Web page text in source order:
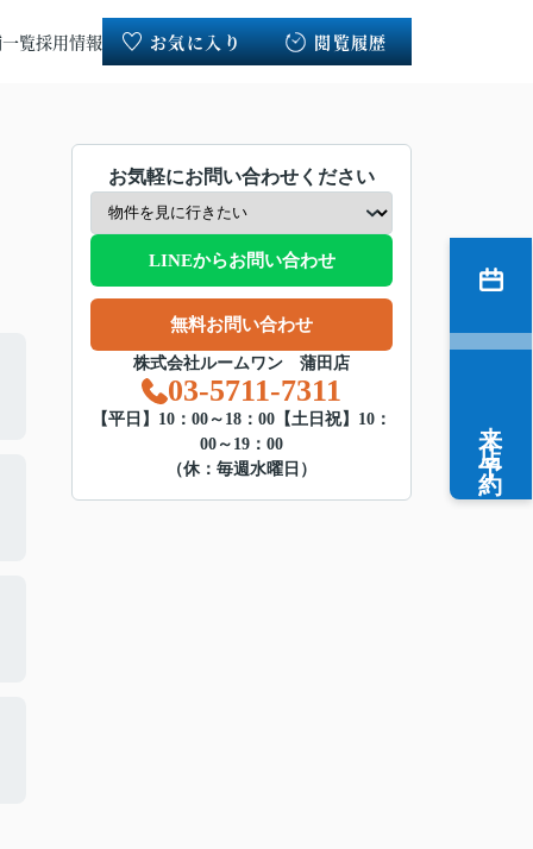
覧採用情報 お気に入り 閲覧履歴
お気軽にお問い合わせください
LINEからお問い合わせ
無料お問い合わせ
株式会社ルームワン 蒲田店
03-5711-7311
【平日】10：00～18：00【土日祝】10：
00～19：00
（休：毎週水曜日）
来店予約